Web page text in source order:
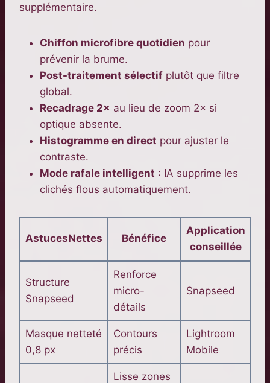
supplémentaire.
Chiffon microfibre quotidien pour
prévenir la brume.
Post-traitement sélectif plutôt que filtre
global.
Recadrage 2× au lieu de zoom 2× si
optique absente.
Histogramme en direct pour ajuster le
contraste.
Mode rafale intelligent : IA supprime les
clichés flous automatiquement.
AstucesNettes Bénéfice
Application
conseillée
Structure
Snapseed
Renforce
micro-
détails
Snapseed
Masque netteté
0,8 px
Contours
précis
Lightroom
Mobile
Lisse zones